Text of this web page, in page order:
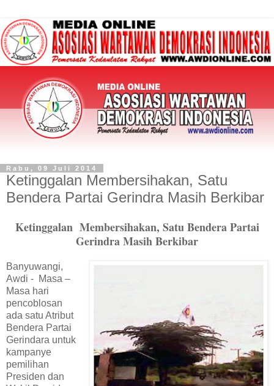
Rabu, 09 Juli 2014
Ketinggalan Membersihakan, Satu
Bendera Partai Gerindra Masih Berkibar
Ketinggalan Membersihakan, Satu Bendera Partai
Gerindra Masih Berkibar
Banyuwangi,
Awdi - Masa –
Masa hari
pencoblosan
ada satu Atribut
Bendera Partai
Gerindara untuk
kampanye
pemilihan
Presiden dan